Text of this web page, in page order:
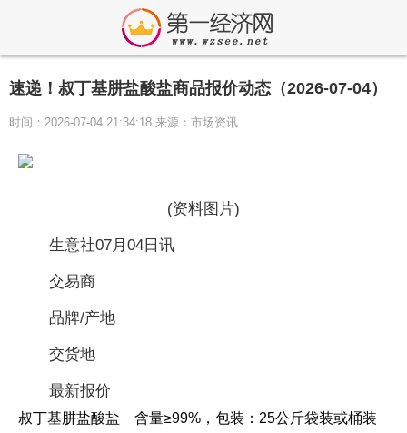
速递！叔丁基肼盐酸盐商品报价动态（2026-07-04）
时间：2026-07-04 21:34:18 来源：市场资讯
(资料图片)
生意社07月04日讯
交易商
品牌/产地
交货地
最新报价
叔丁基肼盐酸盐 含量≥99%，包装：25公斤袋装或桶装